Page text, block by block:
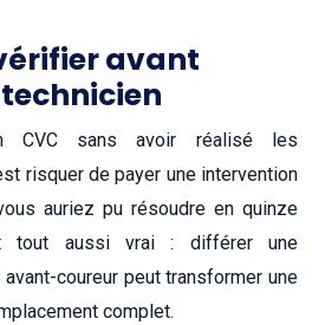
avant
CVC sans avoir réalisé les
risquer de payer une intervention
auriez pu résoudre en quinze
tout aussi vrai : différer une
coureur peut transformer une
complet.